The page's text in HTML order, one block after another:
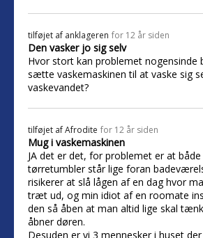
tilføjet af anklageren for 12 år siden
Den vasker jo sig selv
Hvor stort kan problemet nogensinde
sætte vaskemaskinen til at vaske sig
vaskevandet?
tilføjet afAfrodite for 12 år siden
Mug i vaskemaskinen
JA det er det, for problemet er at
tørretumbler står lige foran
risikerer at slå lågen af en dag hvor
træt ud, og min idiot af en roomate
den så åben at man altid lige skal
åbner døren.
Desuden er vi 3 mennesker i huset